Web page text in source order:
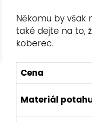
Někomu by však
také dejte na to,
koberec.
Cena
Materiál